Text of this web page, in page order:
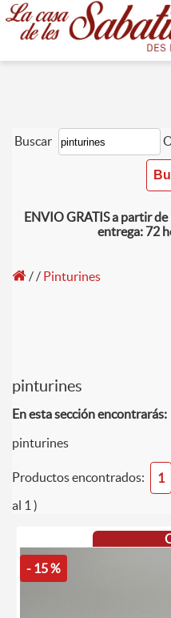
Buscar
ENVIO GRATIS a partir
entrega: 72
// Pinturines
pinturines
En esta sección encontrarás:
pinturines
Productos encontrados: 1
al 1 )
- 15 %